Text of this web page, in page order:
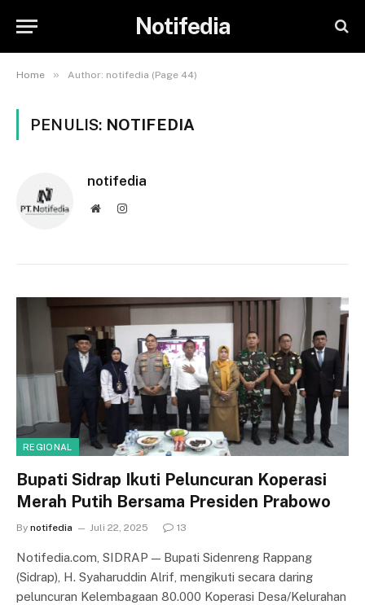
Notifedia
Home » Author: notifedia (Page 44)
PENULIS: NOTIFEDIA
notifedia
WebsiteInstagram
REGIONAL
Bupati Sidrap Ikuti Peluncuran Koperasi
Merah Putih Bersama Presiden Prabowo
By notifedia Juli 22, 2025 13
Notifedia.com, SIDRAP — Bupati Sidenreng Rappang
(Sidrap), H. Syaharuddin Alrif, mengikuti secara daring
peluncuran Kelembagaan 80.000 Koperasi Desa/Kelurahan